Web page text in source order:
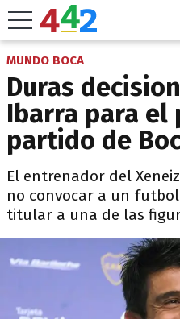
MUNDO BOCA
Duras
Ibarra para el
partido de
El entrenador del
no convocar a un
titular a una de las